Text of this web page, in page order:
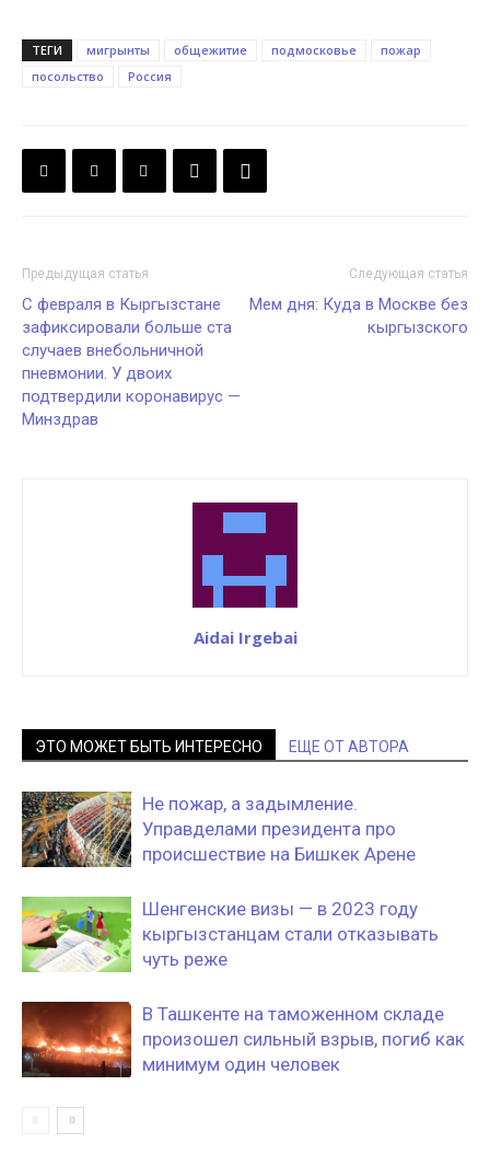
ТЕГИ мигрынты общежитие подмосковье
пожар
посольство
Россия
Предыдущая статья
С февраля в Кыргызстане
зафиксировали больше ста
случаев внебольничной
пневмонии. У двоих
подтвердили коронавирус —
Минздрав
Следующая статья
Мем дня: Куда в Москве без
кыргызского
Aidai Irgebai
ЭТО МОЖЕТ БЫТЬ ИНТЕРЕСНО ЕЩЕ ОТ АВТОРА
Не пожар, а задымление.
Управделами президента про
происшествие на Бишкек Арене
Шенгенские визы — в 2023 году
кыргызстанцам стали отказывать
чуть реже
В Ташкенте на таможенном складе
произошел сильный взрыв, погиб как
минимум один человек